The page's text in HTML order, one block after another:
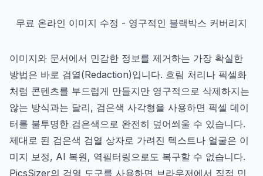
무료 온라인 이미지 수정 - 영구적인 블랙박스 커버리지
이미지와 문서에서 민감한 정보를 제거하는 가장 확실한
방법은 바로 검열(Redaction)입니다. 흐림 처리나 픽셀화
처럼 콘텐츠를 부드럽게 만들지만 영구적으로 삭제하지는
않는 방식과는 달리, 검은색 사각형을 사용하면 픽셀 데이
터를 불투명한 검은색으로 완전히 덮어씌울 수 있습니다.
제대로 된 검은색 검열 상자로 가려진 텍스트나 얼굴은 이
미지 보정, AI 복원, 역필터링으로도 복구할 수 없습니다.
PicsSizer의 검열 도구를 사용하면 브라우저에서 직접 민